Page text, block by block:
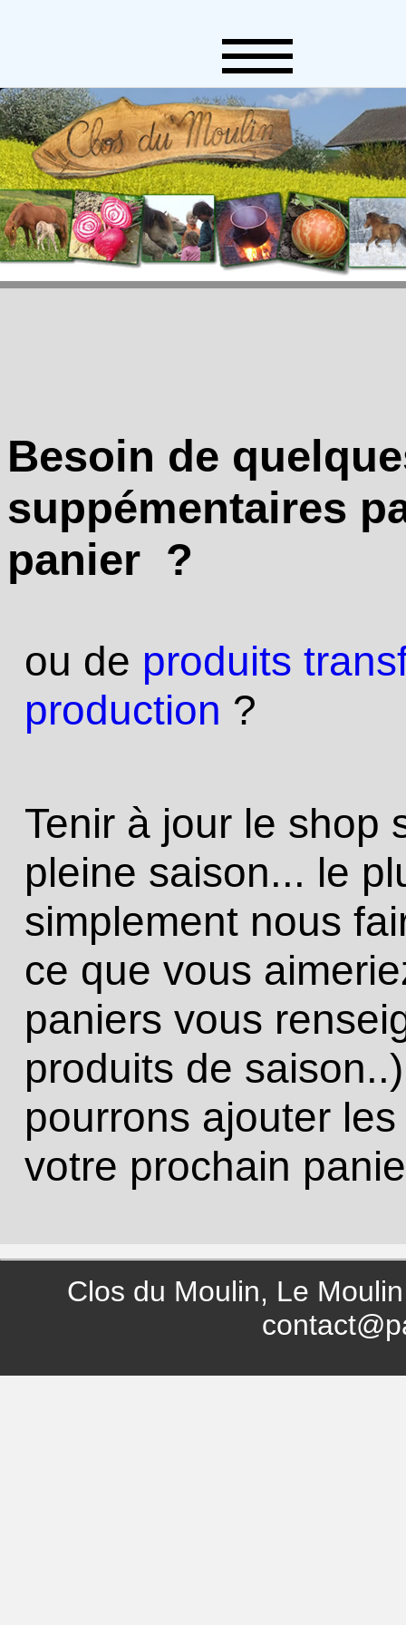
Besoin de
suppémentaires
panier ?
ou de produits
production ?
Tenir à jour le shop
pleine saison... le
simplement nous
ce que vous
paniers vous
produits de
pourrons ajouter
votre prochain
Clos du Moulin, Le